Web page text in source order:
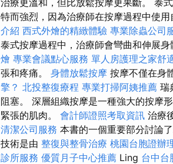
特而強烈，因為治療師在按摩過程中使用
介紹 西式外燴的精緻體驗 專業除蟲公司
泰式按摩過程中，治療師會彎曲和伸展
燴 專業會議點心服務 單人房護理之家舒
張和疼痛。 身體放鬆按摩 按摩不僅在身
擎？ 北投整復療程 專業打掃阿姨推薦 瑞
阻塞。 深層組織按摩是一種強大的按摩
緊張的肌肉。 會計師證照考取資訊 治療
清潔公司服務 本書的一個重要部分討論
技術是由 整復與整骨治療 桃園台胞證辦
診所服務 優質月子中心推薦 Ling 台中台